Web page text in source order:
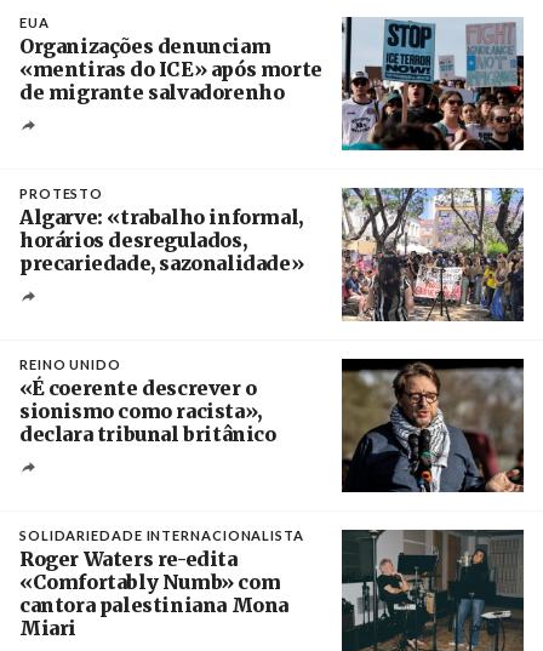
EUA
Organizações denunciam
«mentiras do ICE» após morte
de migrante salvadorenho
PROTESTO
Algarve: «trabalho informal,
horários desregulados,
precariedade, sazonalidade»
REINO UNIDO
«É coerente descrever o
sionismo como racista»,
declara tribunal britânico
SOLIDARIEDADE INTERNACIONALISTA
Roger Waters re-edita
«Comfortably Numb» com
cantora palestiniana Mona
Miari